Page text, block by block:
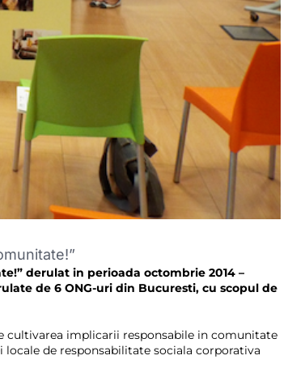
derulat in perioada octombrie 2014 –
de 6 ONG-uri din Bucuresti, cu scopul de
cultivarea implicarii responsabile in comunitate
de responsabilitate sociala corporativa